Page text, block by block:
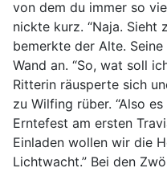
von dem du immer so
nickte kurz. “Naja. Sieht
bemerkte der Alte.
Wand an. “So, wat soll
Ritterin räusperte sich
zu Wilfing rüber. “Also
Erntefest am ersten
Einladen wollen wir die
Lichtwacht.” Bei den